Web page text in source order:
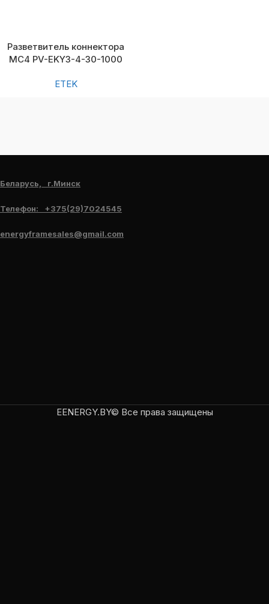
Разветвитель коннектора
MC4 PV-EKY3-4-30-1000
ETEK
Беларусь, г.Минск
Телефон: +375(29)7024545
energyframesales@gmail.com
EENERGY.BY© Все права защищены